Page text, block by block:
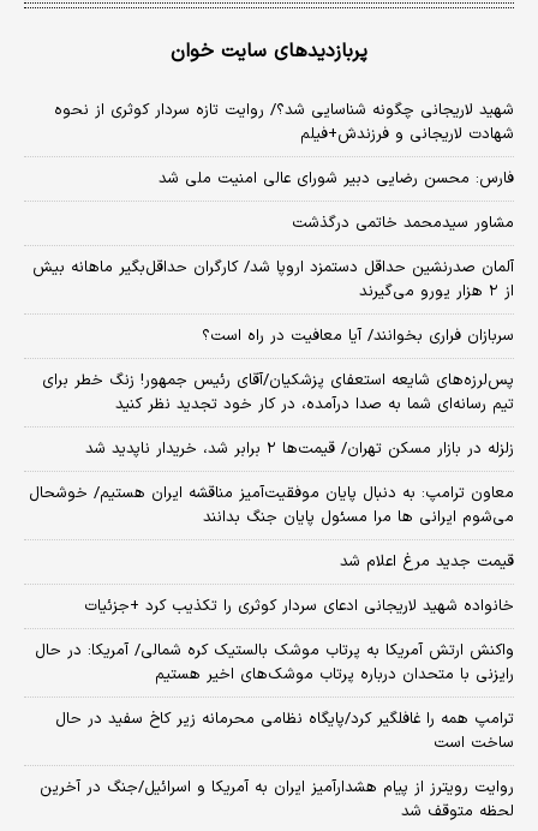
پربازدیدهای سایت خوان
شهید لاریجانی چگونه شناسایی شد؟/ روایت تازه سردار کوثری از نحوه
شهادت لاریجانی و فرزندش+فیلم
فارس: محسن رضایی دبیر شورای عالی امنیت ملی شد
مشاور سیدمحمد خاتمی درگذشت
آلمان صدرنشین حداقل دستمزد اروپا شد/ کارگران حداقل‌بگیر ماهانه بیش
از ۲ هزار یورو می‌گیرند
سربازان فراری بخوانند/ آیا معافیت در راه است؟
پس‌لرزه‌های شایعه استعفای پزشکیان/آقای رئیس جمهور! زنگ خطر برای
تیم رسانه‌ای شما به صدا درآمده، در کار خود تجدید نظر کنید
زلزله در بازار مسکن تهران/ قیمت‌ها ۲ برابر شد، خریدار ناپدید شد
معاون ترامپ: به دنبال پایان موفقیت‌آمیز مناقشه ایران هستیم/ خوشحال
می‌شوم ایرانی ها مرا مسئول پایان جنگ بدانند
قیمت جدید مرغ اعلام شد
خانواده شهید لاریجانی ادعای سردار کوثری را تکذیب کرد +جزئیات
واکنش ارتش آمریکا به پرتاب موشک بالستیک کره شمالی/ آمریکا: در حال
رایزنی با متحدان درباره پرتاب موشک‌های اخیر هستیم
ترامپ همه را غافلگیر کرد/پایگاه نظامی محرمانه زیر کاخ سفید در حال
ساخت است
روایت رویترز از پیام هشدارآمیز ایران به آمریکا و اسرائیل/جنگ در آخرین
لحظه متوقف شد